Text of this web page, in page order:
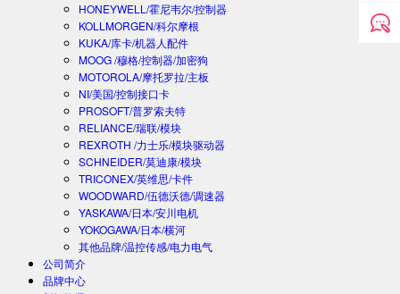
HONEYWELL/霍尼韦尔/控制器
KOLLMORGEN/科尔摩根
KUKA/库卡/机器人配件
MOOG /穆格/控制器/加密狗
MOTOROLA/摩托罗拉/主板
NI/美国/控制接口卡
PROSOFT/普罗索夫特
RELIANCE/瑞联/模块
REXROTH /力士乐/模块驱动器
SCHNEIDER/莫迪康/模块
TRICONEX/英维思/卡件
WOODWARD/伍德沃德/调速器
YASKAWA/日本/安川电机
YOKOGAWA/日本/横河
其他品牌/温控传感/电力电气
公司简介
品牌中心